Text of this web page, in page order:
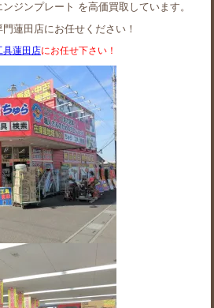
ジンプレート を高価買取しています。
蓮田店にお任せください！
具蓮田店にお任せ下さい！